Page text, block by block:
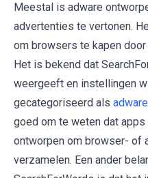
Meestal is adware
advertenties te vertonen.
om browsers te kapen
Het is bekend dat
weergeeft en instellingen
gecategoriseerd als adware
goed om te weten dat
ontworpen om browser- of
verzamelen. Een ander